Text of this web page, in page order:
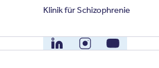
Klinik für Schizophrenie
LinkedIn InstagramYouTube